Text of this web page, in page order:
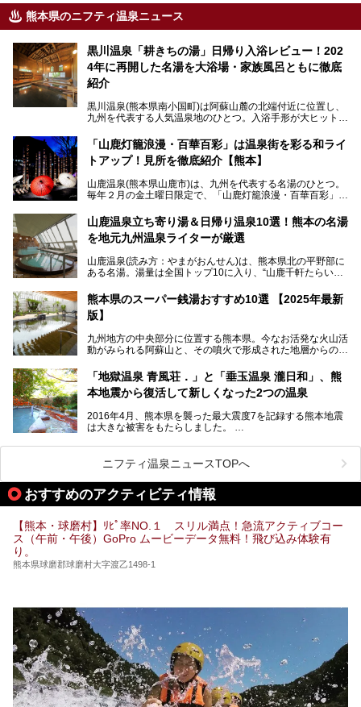
熊本県のニフティ温泉ニュース
黒川温泉「耕きちの湯」日帰り入浴レビュー！202
4年に再開した名湯を大浴場・家族風呂ともに徹底
紹介
黒川温泉(熊本県南小国町)は阿蘇山麓の北端付近に位置し、
九州を代表する人気温泉地のひとつ。入浴手形が大ヒット
す。
中でも「耕きち(こうきち)の湯」は露天風呂を持たないもの
り一度廃業しましたが、2024年10月に営業再開。数多くの
温泉ファンに注目される名湯です。
今回は再開した耕きちの湯を訪問し、全浴室(男女別大浴
「山鹿灯籠浪漫・百華百彩」は温泉街を彩る和ライ
トアップ！見所を徹底紹介【熊本】
山鹿温泉(熊本県山鹿市)は、九州を代表する名湯のひとつ。
毎年２月の金土曜日限定で、「山鹿灯籠浪漫・百華百彩」
ます。和傘や竹、ろうそくなどを用いて、和情緒たっぷりの
ライトアップが無料で楽しめます。
日、の合計8日間開催。今回は地元九州在住の筆者が、その
見所を徹底紹介。併せて、その他イベントや立ち寄り湯も併
山鹿温泉立ち寄り湯＆日帰り温泉10選！熊本の名湯
を地元九州温泉ライターが厳選
山鹿温泉(読み方：やまがおんせん)は、熊本県北の平野部に
ある名湯。湯量は全国トップ10に入り、“山鹿千軒たらいな
泉質であり、お湯の良さにも定評があります。
今回は地元九州の温泉ライターの私が実際に入浴した中か
設・家族風呂の3パターンに分類し、合計10施設を厳選して
ご紹介。ぜひ、湯めぐりの参考にして下さいね！
熊本県のスーパー銭湯おすすめ10選 【2025年最新
版】
九州地方の中央部分に位置する熊本県。今なお活発な火山活
動がみられる阿蘇山と、その噴火で形成された地層からの湧
す。
そんな熊本県は、県内の至るところから温泉が湧いている温
泉県でもあります。山鹿温泉、玉名温泉、黒川温泉、人吉温
出すスーパー銭湯が豊富です。なかでも注目のスーパー銭湯
をピックアップしました。
「地獄温泉 青風荘．」と「垂玉温泉 瀧日和」、熊
本地震から復活して新しくなった2つの温泉
2016年4月、熊本県を襲った最大震度7を記録する熊本地震
は大きな被害をもたらしました。
阿蘇山麓の南阿蘇村の「地獄温泉 清風荘」、そして「清風
荘」から400mほど離れた「垂玉（たるたま）温泉 山口旅
館」の2軒は、この地震による土砂崩れなどのために、一時
期は孤立状態に。もしかしたらこの時のニュースで、「地獄
温泉」と「垂玉温泉」の名前を知った人もいるかもしれませ
ん。
この2軒は今どうなっているのでしょうか。実は現在は「地
獄温泉 青風荘．」「垂玉温泉 瀧日和」として営業を再開し
します。
ニフティ温泉ニュースTOPへ
おすすめのアクティビティ情報
【熊本・球磨村】ﾘﾋﾟ率NO.１ スリル満点！急流アクティブコー
ス（午前・午後）GoPro ムービーデータ無料！飛び込み体験有
り。
熊本県球磨郡球磨村大字渡乙1498-1